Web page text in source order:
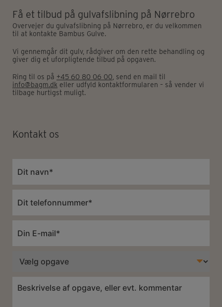
Få et tilbud på gulvafslibning på Nørrebro
Overvejer du gulvafslibning på Nørrebro, er du velkommen
til at kontakte Bambus Gulve.
Vi gennemgår dit gulv, rådgiver om den rette behandling og
giver dig et uforpligtende tilbud på opgaven.
Ring til os på +45 60 80 06 00, send en mail til
info@bagm.dk eller udfyld kontaktformularen – så vender vi
tilbage hurtigst muligt.
Kontakt os
mail